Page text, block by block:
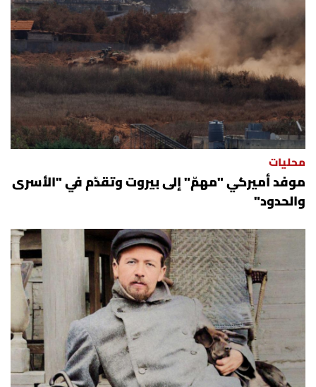
محليات
موفد أميركي "مهمّ" إلى بيروت وتقدّم في "الأسرى
والحدود"